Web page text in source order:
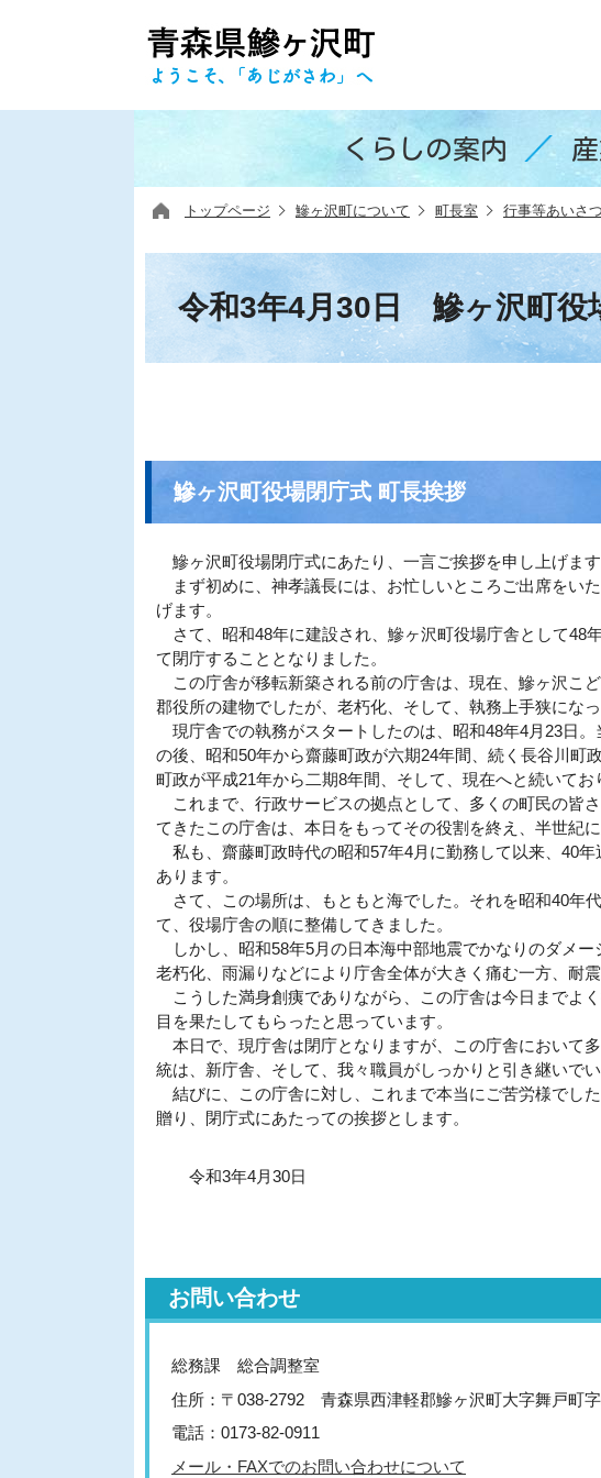
くらしの案内
トップページ 鰺ヶ沢町について 町長室 行事等あいさつ
令和3年4月30日 鰺ヶ沢町役
鰺ヶ沢町役場閉庁式 町長挨拶
鰺ヶ沢町役場閉庁式にあたり、一言ご挨拶を申し上げます
まず初めに、神孝議長には、お忙しいところご出席をい
げます。
さて、昭和48年に建設され、鰺ヶ沢町役場庁舎として48
て閉庁することとなりました。
この庁舎が移転新築される前の庁舎は、現在、鰺ヶ沢こ
郡役所の建物でしたが、老朽化、そして、執務上手狭にな
現庁舎での執務がスタートしたのは、昭和48年4月23日
の後、昭和50年から齋藤町政が六期24年間、続く長谷川町
町政が平成21年から二期8年間、そして、現在へと続いてお
これまで、行政サービスの拠点として、多くの町民の皆
てきたこの庁舎は、本日をもってその役割を終え、半世紀
私も、齋藤町政時代の昭和57年4月に勤務して以来、40
あります。
さて、この場所は、もともと海でした。それを昭和40年
て、役場庁舎の順に整備してきました。
しかし、昭和58年5月の日本海中部地震でかなりのダメ
老朽化、雨漏りなどにより庁舎全体が大きく痛む一方、耐
こうした満身創痍でありながら、この庁舎は今日までよ
目を果たしてもらったと思っています。
本日で、現庁舎は閉庁となりますが、この庁舎において
統は、新庁舎、そして、我々職員がしっかりと引き継いでい
結びに、この庁舎に対し、これまで本当にご苦労様でし
贈り、閉庁式にあたっての挨拶とします。
令和3年4月30日
お問い合わせ
総務課 総合調整室
住所：〒038-2792 青森県西津軽郡鰺ヶ沢町大字舞戸町
電話：0173-82-0911
メール・FAXでのお問い合わせについて